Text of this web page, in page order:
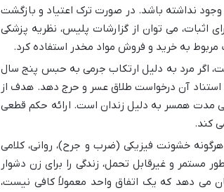
نداشته باشد. در صورت ترک اعتیاد و بازگشت
اثبات، می توان از گزارشات پلیس، نظریه پزشکی
به خرید و فروش مواد مخدر استفاده کرد.
اگر مرد به دلیل ارتکاب جرمی به حبس پنج سال
آن درخواست طلاق عسر و حرج دهد. هدف از
مدت همسر به دلیل زندان است. ارائه حکم قطعی
کند.
خشونت فیزیکی (ضرب و جرح)، روانی، کلامی
و غیرقابل تحمل، زندگی را برای زن دشوار
می دهد که یک اتفاق واحد معمولاً کافی نیست،